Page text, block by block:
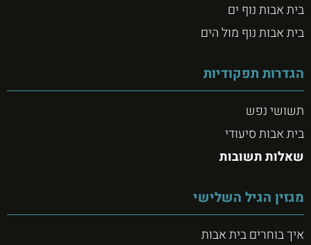
בית אבות נוף ים
בית אבות נוף מול הים
הגדרות תפקודיות
תשושי נפש
בית אבות סיעודי
שאלות תשובות
מגזין הגיל השלישי
איך בוחרים בית אבות